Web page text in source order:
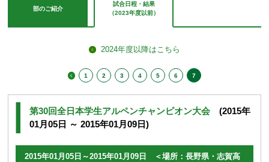
部のご紹介
試合日程・結果
（2023年度以前）
2024年度以降はこちら
1 2 3 4 5 6 7
第30回全日本学生アルペンチャンピオン大会 (2015年
01月05日 ～ 2015年01月09日)
2015年01月05日～2015年01月09日 ＜場所：長野県・志賀高